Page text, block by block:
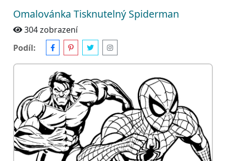
Omalovánka Tisknutelný Spiderman
304 zobrazení
Podíl: